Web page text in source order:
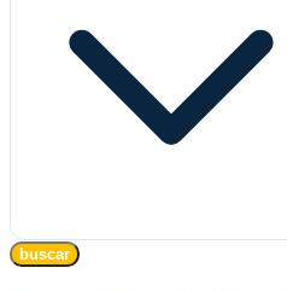
buscar